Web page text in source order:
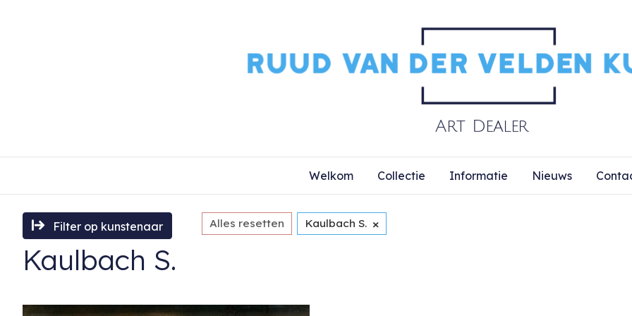
Welkom Collectie Informatie Nieuws
Filter op kunstenaar Alles resetten Kaulbach S. ×
Kaulbach S.